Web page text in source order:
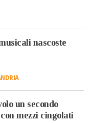
nascoste
un secondo
mezzi cingolati